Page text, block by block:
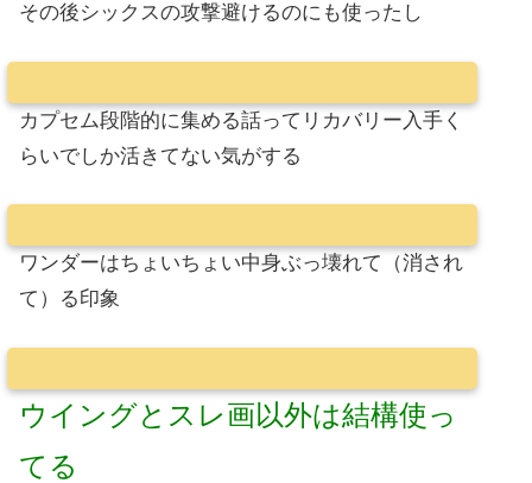
その後シックスの攻撃避けるのにも使ったし
カプセム段階的に集める話ってリカバリー入手く
らいでしか活きてない気がする
ワンダーはちょいちょい中身ぶっ壊れて（消され
て）る印象
ウイングとスレ画以外は結構使っ
てる